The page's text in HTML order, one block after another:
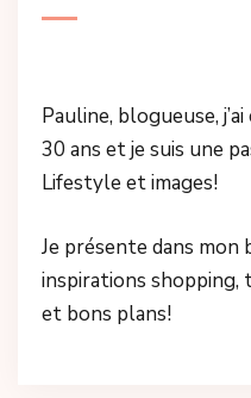
Pauline, blogueuse, j’ai
30 ans et je suis une
Lifestyle et images!
Je présente dans mon
inspirations shopping,
et bons plans!